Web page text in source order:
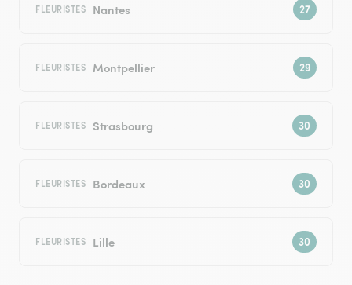
FLEURISTES Nantes
FLEURISTES Montpellier
FLEURISTES Strasbourg
FLEURISTES Bordeaux
FLEURISTES Lille